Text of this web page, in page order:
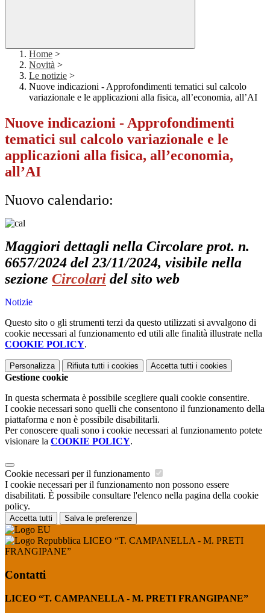
Home >
Novità >
Le notizie >
Nuove indicazioni - Approfondimenti tematici sul calcolo
variazionale e le applicazioni alla fisica, all’economia, all’AI
Nuove indicazioni - Approfondimenti
tematici sul calcolo variazionale e le
applicazioni alla fisica, all’economia,
all’AI
Nuovo calendario:
Maggiori dettagli nella Circolare prot. n.
6657/2024 del 23/11/2024, visibile nella
sezione Circolari del sito web
Notizie
Questo sito o gli strumenti terzi da questo utilizzati si avvalgono di
cookie necessari al funzionamento ed utili alle finalità illustrate nella
COOKIE POLICY.
Personalizza Rifiuta tutti i cookies Accetta tutti i cookies
Gestione cookie
In questa schermata è possibile scegliere quali cookie consentire.
I cookie necessari sono quelli che consentono il funzionamento della
piattaforma e non è possibile disabilitarli.
Per conoscere quali sono i cookie necessari al funzionamento potete
visionare la COOKIE POLICY.
Cookie necessari per il funzionamento
I cookie necessari per il funzionamento non possono essere
disabilitati. È possibile consultare l'elenco nella pagina della cookie
policy.
Accetta tutti Salva le preferenze
LICEO “T. CAMPANELLA - M. PRETI
FRANGIPANE”
Contatti
LICEO “T. CAMPANELLA - M. PRETI FRANGIPANE”